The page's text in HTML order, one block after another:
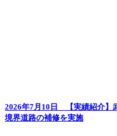
2026年7月10日 【実績紹介】
境界道路の補修を実施